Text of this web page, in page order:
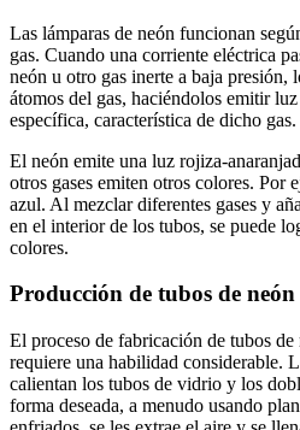
Las lámparas de neón funcionan
gas. Cuando una corriente eléctrica
neón u otro gas inerte a baja presión,
átomos del gas, haciéndolos emitir
específica, característica de dicho gas.
El neón emite una luz rojiza-
otros gases emiten otros colores. Por
azul. Al mezclar diferentes gases y
en el interior de los tubos, se puede
colores.
Producción de tubos de neón
El proceso de fabricación de tubos
requiere una habilidad considerable.
calientan los tubos de vidrio y los
forma deseada, a menudo usando